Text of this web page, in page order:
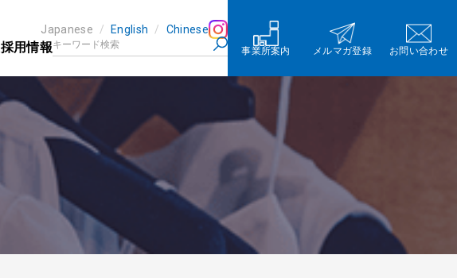
Japanese English Chinese
採用情報 事業所案内 メルマガ登録 お問い合わせ